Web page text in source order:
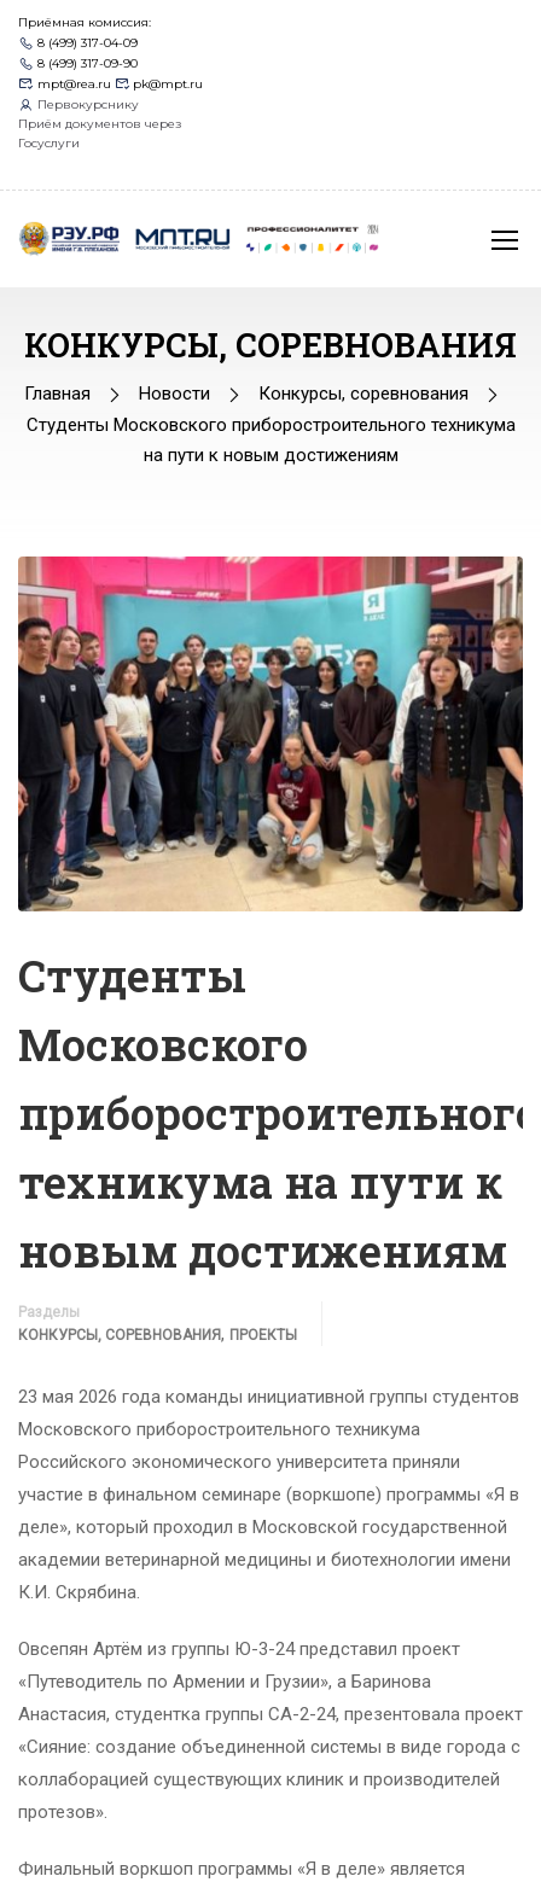
Приёмная комиссия:
8 (499) 317-04-09
8 (499) 317-09-90
mpt@rea.ru
pk@mpt.ru
Первокурснику
Приём документов через
Госуслуги
КОНКУРСЫ, СОРЕВНОВАНИЯ
Главная Новости
Конкурсы, соревнования
Студенты Московского приборостроительного техникума
на пути к новым достижениям
Студенты
Московского
приборостроительного
техникума на пути к
новым достижениям
Разделы
КОНКУРСЫ, СОРЕВНОВАНИЯ, ПРОЕКТЫ
23 мая 2026 года команды инициативной группы студентов
Московского приборостроительного техникума
Российского экономического университета приняли
участие в финальном семинаре (воркшопе) программы «Я в
деле», который проходил в Московской государственной
академии ветеринарной медицины и биотехнологии имени
К.И. Скрябина.
Овсепян Артём из группы Ю-3-24 представил проект
«Путеводитель по Армении и Грузии», а Баринова
Анастасия, студентка группы СА-2-24, презентовала проект
«Сияние: создание объединенной системы в виде города с
коллаборацией существующих клиник и производителей
протезов».
Финальный воркшоп программы «Я в деле» является